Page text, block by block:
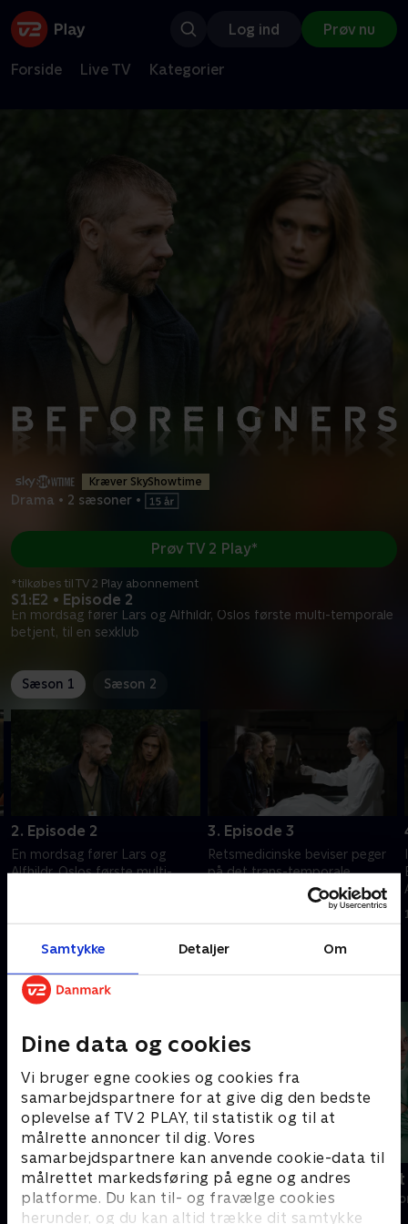
Samtykke Detaljer Om
Dine data og cookies
Vi bruger egne cookies og cookies fra
samarbejdspartnere for at give dig den bedste
oplevelse af TV 2 PLAY, til statistik og til at
målrette annoncer til dig. Vores
samarbejdspartnere kan anvende cookie-data til
målrettet markedsføring på egne og andres
platforme. Du kan til- og fravælge cookies
herunder, og du kan altid trække dit samtykke
Log ind Prøv nu
Forside Live TV Kategorier
Kræver SkyShowtime
Drama • 2 sæsoner •
S1:E2 • Episode 2
En mordsag fører Lars og Alfhildr, Oslos første multi-temporale
betjent, til en sexklub
Prøv TV 2 Play*
*tilkøbes til TV 2 Play abonnement
Sæson 1 Sæson 2
2. Episode 2
En mordsag fører Lars og
Alfhildr, Oslos første multi-
3. Episode 3
Retsmedicinske beviser peger
på det trans-temporale
samfund: mennesker 'født i
Andre så også
Happy fucking Pride
Drama • 1 sæsoner
Fake Patient
Drama • 1